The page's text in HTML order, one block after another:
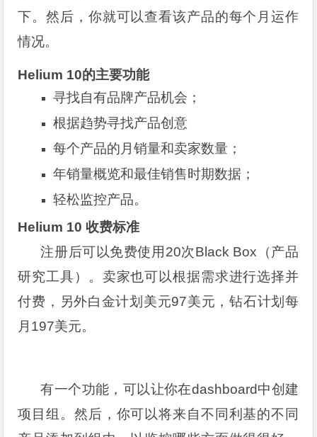
下。然后，你就可以查看该产品的每个月运作
情况。
Helium 10的主要功能
寻找自有品牌产品机会；
根据趋势寻找产品创意
每个产品的月销量和卖家数量；
年销量概览和最佳销售时期数据；
轻松监控产品。
Helium 10 收费标准
注册后可以免费使用20次Black Box（产品
研究工具）。卖家也可以根据需求进行选择并
付费，另外白金计划美元97美元，钻石计划每
月197美元。
有一个功能，可以让你在dashboard中创建
项目组。然后，你可以将来自不同利基的不同